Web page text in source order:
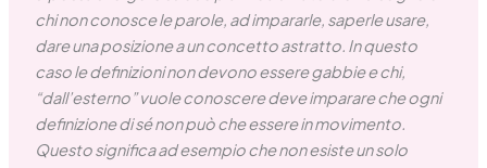
chi non conosce le parole, ad impararle, saperle usare,
dare una posizione a un concetto astratto. In questo
caso le definizioni non devono essere gabbie e chi,
“dall’esterno” vuole conoscere deve imparare che ogni
definizione di sé non può che essere in movimento.
Questo significa ad esempio che non esiste un solo